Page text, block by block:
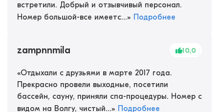
встретили. Добрый и отзывчивый персонал.
Номер большой-все имеетс...» Подробнее
zampnnmila 10,0
«Отдыхали с друзьями в марте 2017 года.
Прекрасно провели выходные, посетили
бассейн, сауну, приняли спа-процедуры. Номер с
видом на Волгу, чистый...» Подробнее